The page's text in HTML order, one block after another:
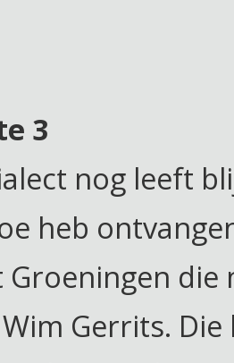
3
nog leeft
heb
Gerrits.